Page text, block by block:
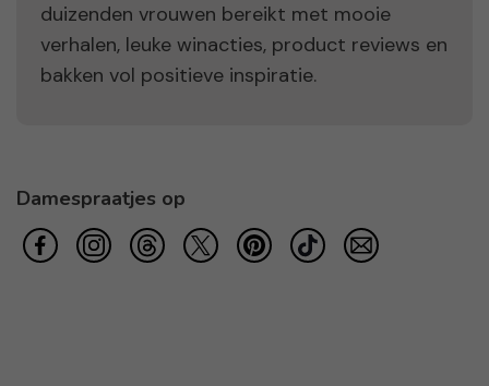
duizenden vrouwen bereikt met mooie
verhalen, leuke winacties, product reviews en
bakken vol positieve inspiratie.
Damespraatjes op